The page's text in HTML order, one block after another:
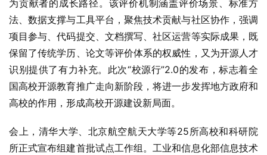
为贡献者的成长路径。该评价机制涵盖评价场景、标准方
法、数据支撑与工具平台，聚焦技术贡献与社区协作，强调
项目参与、代码提交、文档撰写、社区运营等实际成果，既
保留了传统学历、论文等评价体系的权威性，又为开源人才
识别提供了有力补充。此次“校源行”2.0的发布，标志着全
国高校开源教育推广走向新阶段，将进一步发挥地方政府和
高校的作用，形成高校开源建设新局面。
会上，清华大学、北京航空航天大学等25所高校和科研院
所正式宣布组建首批试点工作组。工业和信息化部信息技术